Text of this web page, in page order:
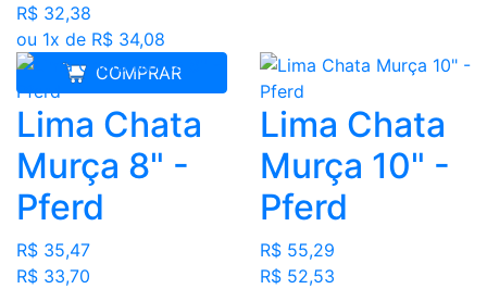
R$ 32,38
ou 1x de R$ 34,08
COMPRAR
Lima Chata
Murça 8" -
Pferd
R$ 35,47
R$ 33,70
Lima Chata
Murça 10" -
Pferd
R$ 55,29
R$ 52,53